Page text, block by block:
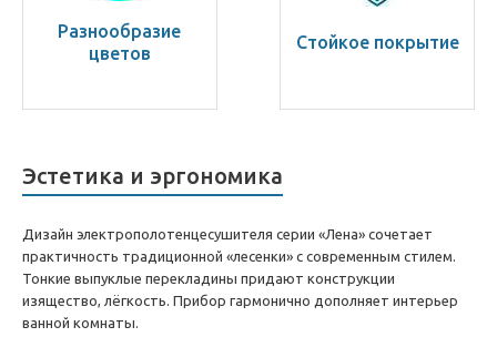
Разнообразие
цветов
Стойкое покрытие
Эстетика и эргономика
Дизайн электрополотенцесушителя серии «Лена» сочетает
практичность традиционной «лесенки» с современным стилем.
Тонкие выпуклые перекладины придают конструкции
изящество, лёгкость. Прибор гармонично дополняет интерьер
ванной комнаты.